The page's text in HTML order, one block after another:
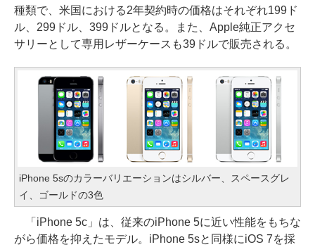
種類で、米国における2年契約時の価格はそれぞれ199ド
ル、299ドル、399ドルとなる。また、Apple純正アクセ
サリーとして専用レザーケースも39ドルで販売される。
iPhone 5sのカラーバリエーションはシルバー、スペースグレ
イ、ゴールドの3色
「iPhone 5c」は、従来のiPhone 5に近い性能をもちな
がら価格を抑えたモデル。iPhone 5sと同様にiOS 7を採